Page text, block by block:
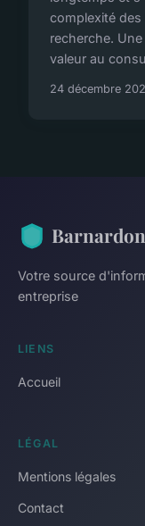
complexité
recherche.
valeur au
24 décembre
Votre source
entreprise
LIENS
Accueil
LÉGAL
Mentions légales
Contact